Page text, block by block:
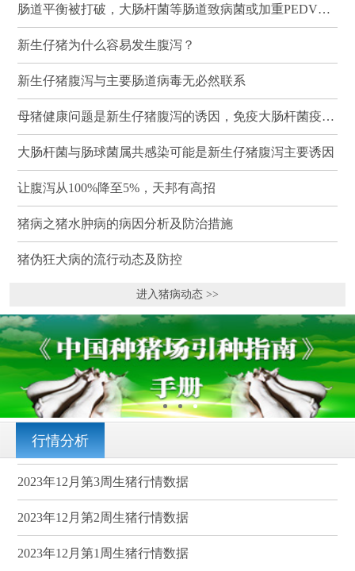
肠道平衡被打破，大肠杆菌等肠道致病菌或加重PEDV感染
新生仔猪为什么容易发生腹泻？
新生仔猪腹泻与主要肠道病毒无必然联系
母猪健康问题是新生仔猪腹泻的诱因，免疫大肠杆菌疫苗可有效降低其发病率和死亡率
大肠杆菌与肠球菌属共感染可能是新生仔猪腹泻主要诱因
让腹泻从100%降至5%，天邦有高招
猪病之猪水肿病的病因分析及防治措施
猪伪狂犬病的流行动态及防控
进入猪病动态 >>
行情分析
2023年12月第3周生猪行情数据
2023年12月第2周生猪行情数据
2023年12月第1周生猪行情数据